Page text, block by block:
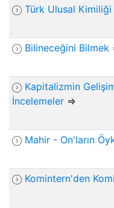
Türk Ulusal Kimiliği
Bilineceğini Bilmek
Kapitalizmin
İncelemeler⇒
Mahir - On'ların
Komintern'den